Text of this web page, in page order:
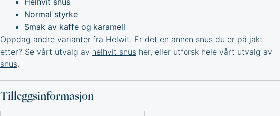
Helhvit snus
Normal styrke
Smak av kaffe og karamell
Oppdag andre varianter fra Helwit. Er det en annen snus du er på jakt
etter? Se vårt utvalg av helhvit snus her, eller utforsk hele vårt utvalg av
snus.
Tilleggsinformasjon